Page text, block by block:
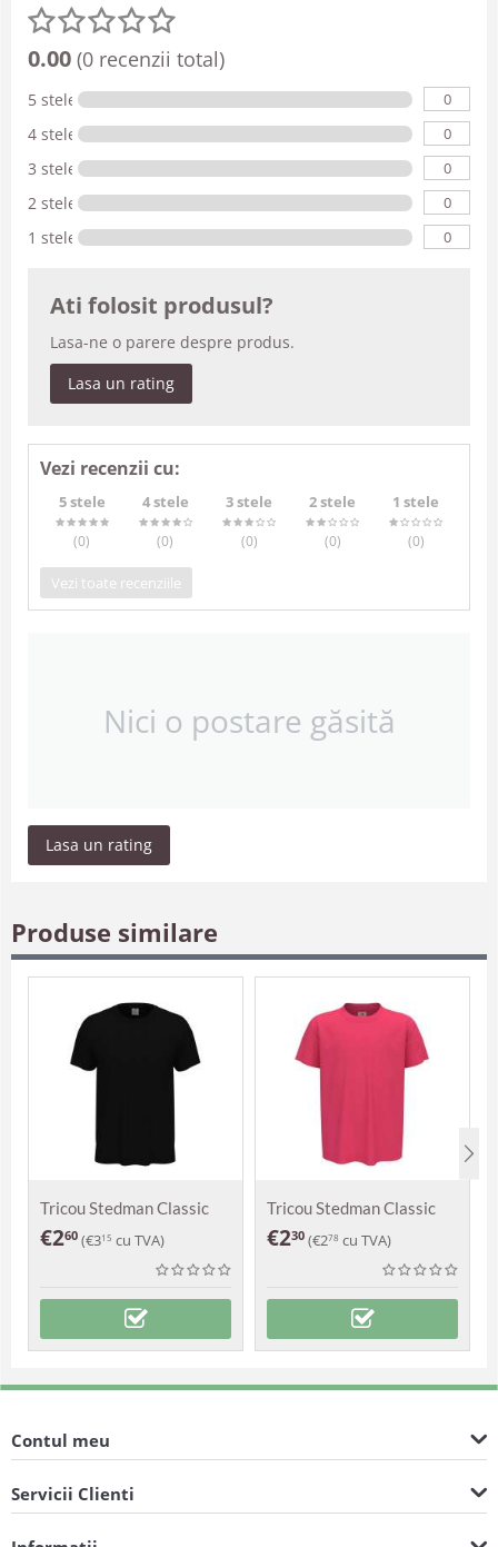
0.00 (0 recenzii total)
5 stele 0
4 stele 0
3 stele 0
2 stele 0
1 stele 0
Ati folosit produsul?
Lasa-ne o parere despre produs.
Lasa un rating
Vezi recenzii cu:
5 stele
(0)
4 stele
(0)
3 stele
(0)
2 stele
(0)
1 stele
(0)
Vezi toate recenziile
Nici o postare găsită
Lasa un rating
Produse similare
Tricou Stedman Classic
€260 (€315 cu TVA)
Tricou Stedman Classic
copii
€230 (€278 cu TVA)
Contul meu
Servicii Clienti